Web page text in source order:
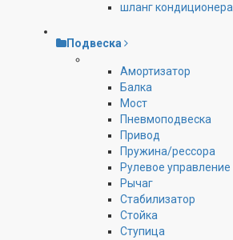
шланг кондиционера
Подвеска
Амортизатор
Балка
Мост
Пневмоподвеска
Привод
Пружина/рессора
Рулевое управление
Рычаг
Стабилизатор
Стойка
Ступица